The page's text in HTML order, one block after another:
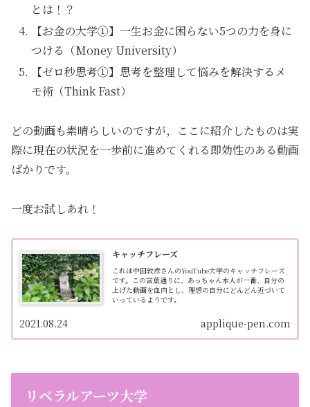
とは！？
【お金の大学①】一生お金に困らない5つの力を身に
つける（Money University）
【ゼロ秒思考①】思考を整理して悩みを解決するメ
モ術（Think Fast）
どの動画も素晴らしいのですが，ここに紹介したものは実
際に現在の状況を一歩前に進めてくれる即効性のある動画
ばかりです。
一度お試しあれ！
キャッチフレーズ
これは中田敦彦さんのYouTube大学のキャッチフレーズ
です。この言葉通りに、あっちゃん本人が一番、自分の
上げた動画を血肉とし、理想の自分にどんどん近づいて
いっているようです。
applique-pen.com
2021.08.24
リベラルアーツ大学